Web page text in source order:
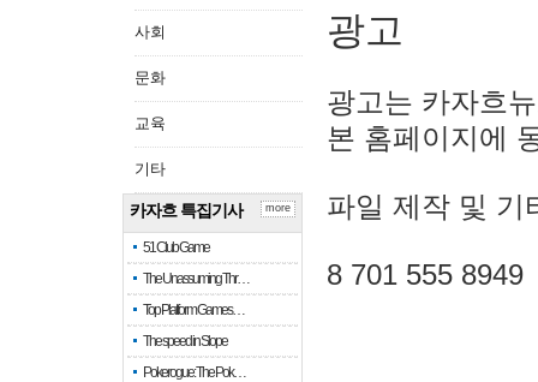
사회
문화
교육
기타
카자흐 특집기사
51 Club Game
The Unassuming Thr…
Top Platform Games…
The speed in Slope
Pokerogue: The Pok…
more
광고
광고는 카자흐
본 홈페이지에
파일 제작 및 기
8 701 555 8949